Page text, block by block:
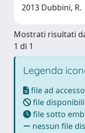
2013 Dubbini, R.
Mostrati risultati
1 di 1
Legenda
file ad
file
file sotto
nessun file